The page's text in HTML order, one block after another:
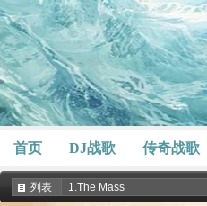
首页 DJ战歌 传奇战歌